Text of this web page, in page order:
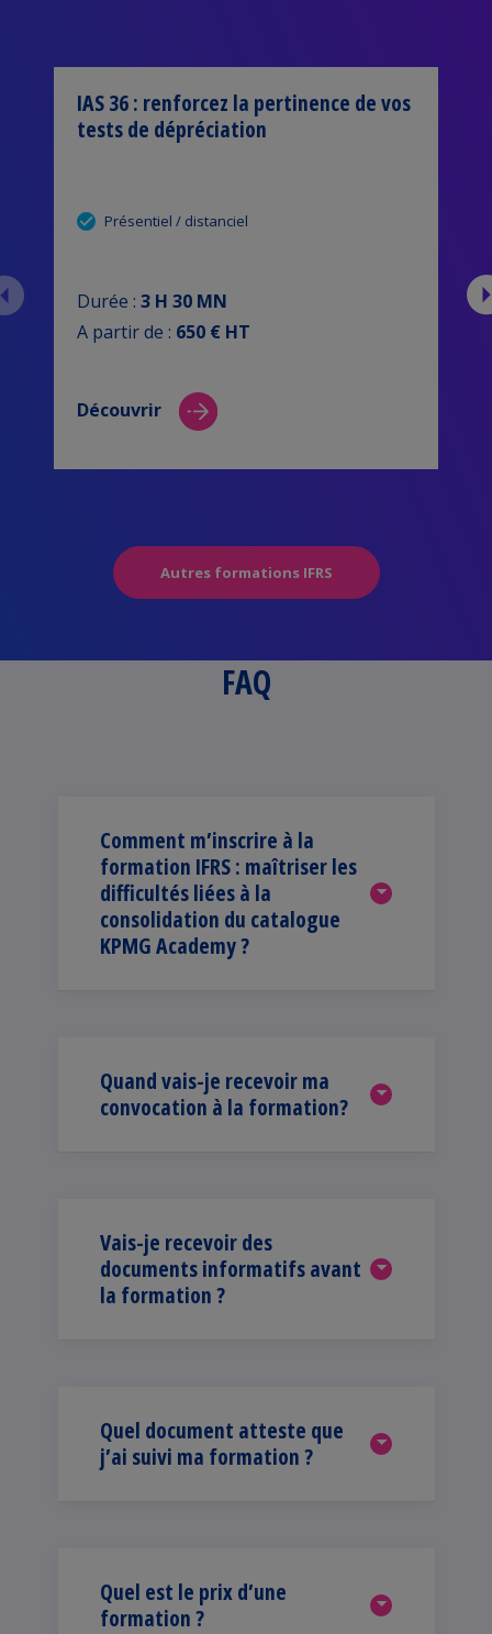
IAS 36 : renforcez la pertinence de vos
tests de dépréciation
Présentiel / distanciel
Durée : 3 H 30 MN
A partir de : 650 € HT
Découvrir
Autres formations IFRS
FAQ
Comment m’inscrire à la
formation IFRS : maîtriser les
difficultés liées à la
consolidation du catalogue
KPMG Academy ?
Quand vais-je recevoir ma
convocation à la formation?
Vais-je recevoir des
documents informatifs avant
la formation ?
Quel document atteste que
j’ai suivi ma formation ?
Quel est le prix d’une
formation ?